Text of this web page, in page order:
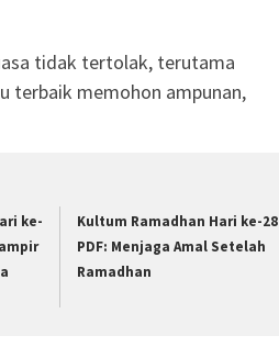
tidak tertolak, terutama
terbaik memohon ampunan,
ke-
Kultum Ramadhan Hari ke-28
PDF: Menjaga Amal Setelah
Ramadhan